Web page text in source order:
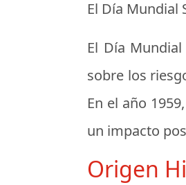
El Día Mundial
El Día
sobre los
En el año
un impacto
Origen